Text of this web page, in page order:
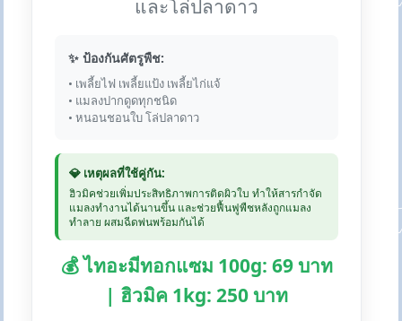
และโล่ปลาดาว
✨ ป้องกันศัตรูพืช:
• เพลี้ยไฟ เพลี้ยแป้ง เพลี้ยไก่แจ้
• แมลงปากดูดทุกชนิด
• หนอนชอนใบ โล่ปลาดาว
💎 เหตุผลที่ใช้คู่กัน:
ฮิวมิคช่วยเพิ่มประสิทธิภาพการติดผิวใบ ทำให้สารกำจัด
แมลงทำงานได้นานขึ้น และช่วยฟื้นฟูพืชหลังถูกแมลง
ทำลาย ผสมฉีดพ่นพร้อมกันได้
💰 ไทอะมีทอกแซม 100g: 69 บาท
| ฮิวมิค 1kg: 250 บาท